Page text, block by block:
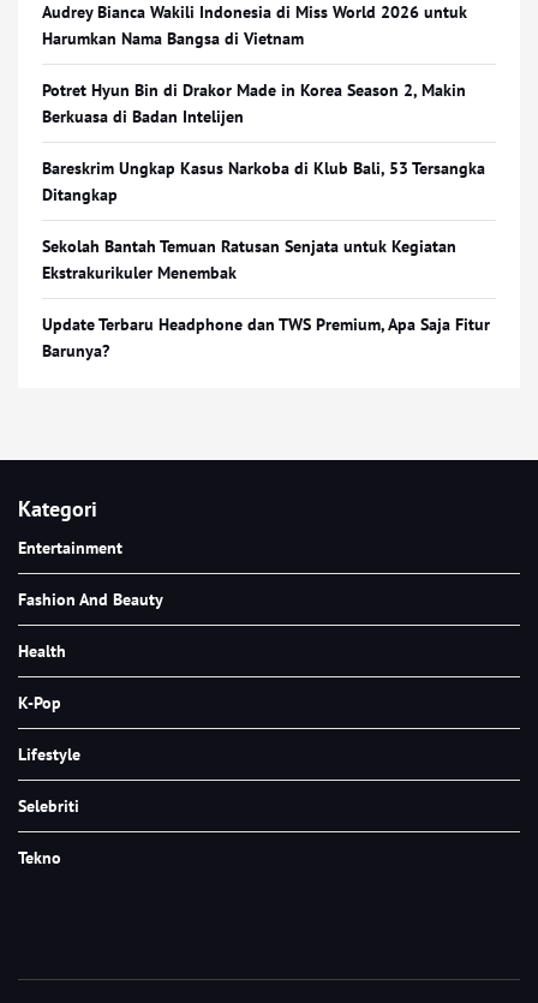
Audrey Bianca Wakili Indonesia di Miss World 2026 untuk
Harumkan Nama Bangsa di Vietnam
Potret Hyun Bin di Drakor Made in Korea Season 2, Makin
Berkuasa di Badan Intelijen
Bareskrim Ungkap Kasus Narkoba di Klub Bali, 53 Tersangka
Ditangkap
Sekolah Bantah Temuan Ratusan Senjata untuk Kegiatan
Ekstrakurikuler Menembak
Update Terbaru Headphone dan TWS Premium, Apa Saja Fitur
Barunya?
Kategori
Entertainment
Fashion And Beauty
Health
K-Pop
Lifestyle
Selebriti
Tekno